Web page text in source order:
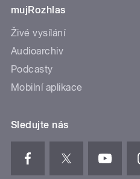
mujRozhlas
Živé vysílání
Audioarchiv
Podcasty
Mobilní aplikace
Sledujte nás